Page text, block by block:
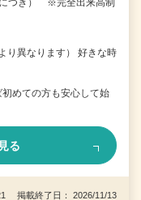
つき） ※完全出来高制
り異なります） 好きな時
めての方も安心して始
る
掲載終了日： 2026/11/13